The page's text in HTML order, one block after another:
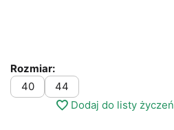
Rozmiar:
40
44
Dodaj do listy życzeń